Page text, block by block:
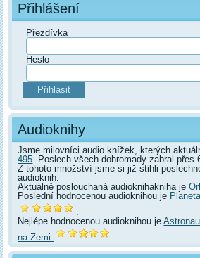
Přihlášení
Přezdívka
Heslo
Audioknihy
Jsme milovníci audio knížek, kterých
495 . Poslech všech dohromady zabral přes
Z tohoto množství jsme si již stihli
audioknih.
Aktuálně poslouchaná audioknihakniha je
Poslední hodnocenou audioknihou je
Nejlépe hodnocenou audioknihou je
na Zemi